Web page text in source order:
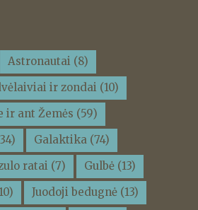
Astronautai (8)
ir zondai (10)
ir ant Žemės (59)
Galaktika (74)
ratai (7) Gulbė (13)
Juodoji bedugnė (13)